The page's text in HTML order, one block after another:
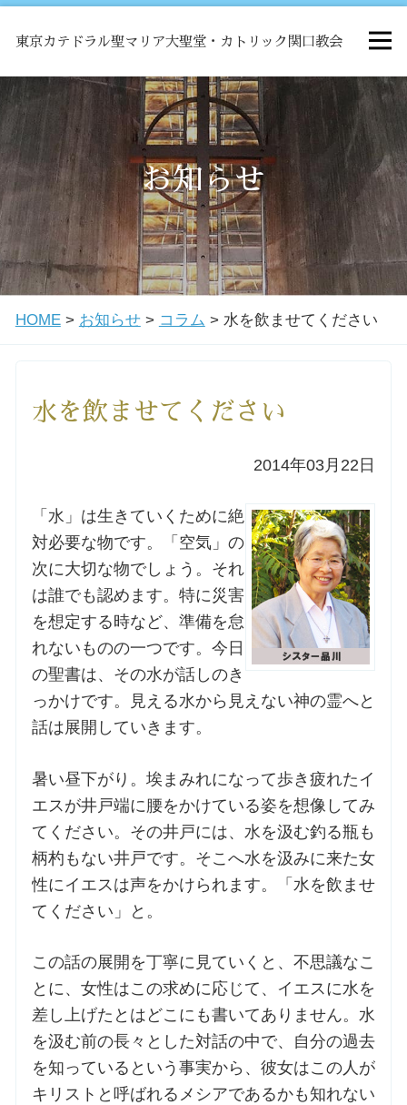
東京カテドラル聖マリア大聖堂・カトリック関口教会
HOME
ミサ
お知らせ
関口教会について
教会学校・中高生会
小池神父の講座
森田神父の講座
シスター中島の講座
教区カテキスタの講座
オルガンメディテーション
お問合せ
交通・アクセス
ご利用にあたって
交通・アクセス
お知らせ
HOME> お知らせ> コラム > 水を飲ませてください
水を飲ませてください
2014年03月22日
「水」は生きていくために絶
対必要な物です。「空気」の
次に大切な物でしょう。それ
は誰でも認めます。特に災害
を想定する時など、準備を怠
れないものの一つです。今日
の聖書は、その水が話しのき
っかけです。見える水から見えない神の霊へと
話は展開していきます。
暑い昼下がり。埃まみれになって歩き疲れたイ
エスが井戸端に腰をかけている姿を想像してみ
てください。その井戸には、水を汲む釣る瓶も
柄杓もない井戸です。そこへ水を汲みに来た女
性にイエスは声をかけられます。「水を飲ませ
てください」と。
この話の展開を丁寧に見ていくと、不思議なこ
とに、女性はこの求めに応じて、イエスに水を
差し上げたとはどこにも書いてありません。水
を汲む前の長々とした対話の中で、自分の過去
を知っているという事実から、彼女はこの人が
キリストと呼ばれるメシアであるかも知れない